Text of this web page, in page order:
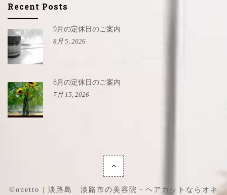
Recent Posts
9月の定休日のご案内
8月 5, 2026
8月の定休日のご案内
7月 15, 2026
©onetto | 淡路島 淡路市の美容院・ヘアカットならオネ